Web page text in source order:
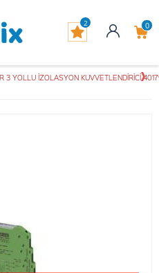
0
2
3 YOLLU İZOLASYON KUVVETLENDİRİCİ